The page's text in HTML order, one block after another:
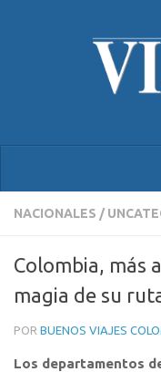
NACIONALES /
Colombia, más
magia de su
POR BUENOS VIAJES
Los departamentos